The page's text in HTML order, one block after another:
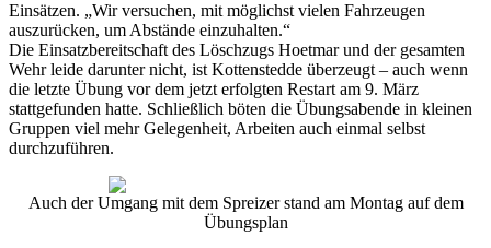
Einsätzen. „Wir versuchen, mit möglichst vielen Fahrzeugen
auszurücken, um Abstände einzuhalten.“
Die Einsatzbereitschaft des Löschzugs Hoetmar und der gesamten
Wehr leide darunter nicht, ist Kottenstedde überzeugt – auch wenn
die letzte Übung vor dem jetzt erfolgten Restart am 9. März
stattgefunden hatte. Schließlich böten die Übungsabende in kleinen
Gruppen viel mehr Gelegenheit, Arbeiten auch einmal selbst
durchzuführen.
Auch der Umgang mit dem Spreizer stand am Montag auf dem
Übungsplan